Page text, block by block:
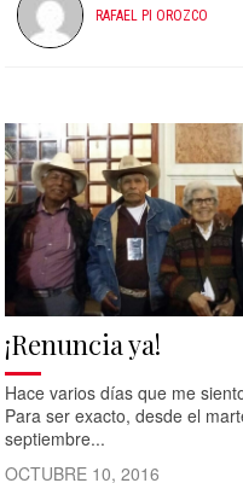
RAFAEL PI OROZCO
¡Renuncia ya!
Hace varios días que me
Para ser exacto, desde el
septiembre...
OCTUBRE 10, 2016